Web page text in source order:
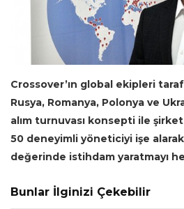
Crossover’ın global ekipleri
Rusya, Romanya, Polonya ve
alım turnuvası konsepti ile
50 deneyimli yöneticiyi işe alarak
değerinde istihdam yaratmayı
Bunlar İlginizi Çekebilir